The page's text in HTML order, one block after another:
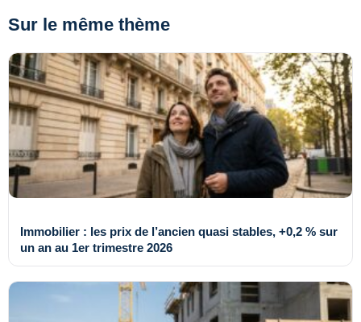
Sur le même thème
Immobilier : les prix de l’ancien quasi stables, +0,2 % sur
un an au 1er trimestre 2026